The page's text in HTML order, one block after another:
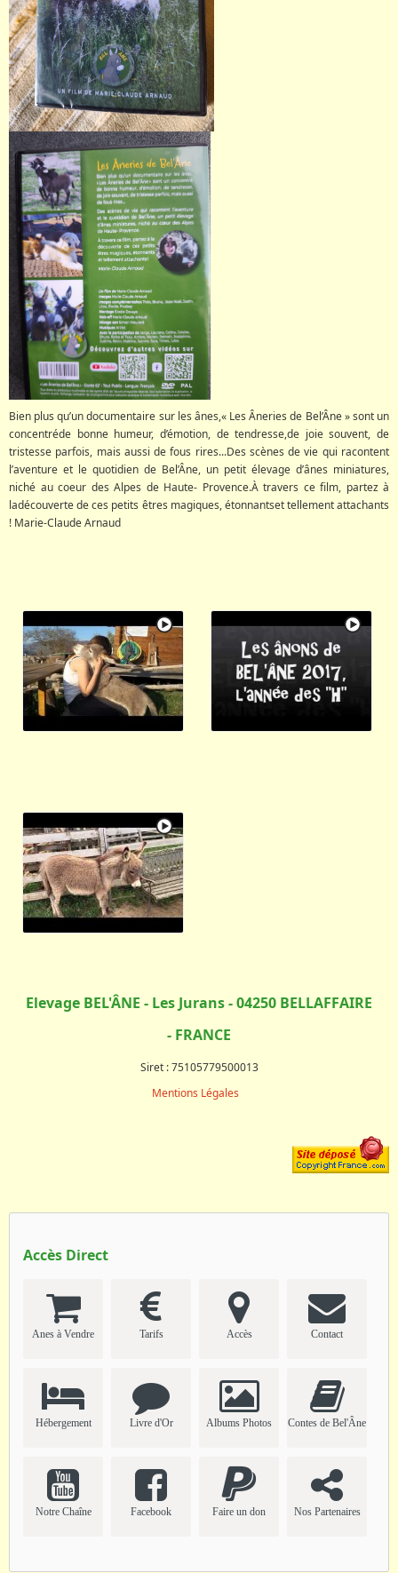
Bien plus qu’un documentaire sur les ânes,« Les Âneries de Bel’Âne » sont un
concentréde bonne humeur, d’émotion, de tendresse,de joie souvent, de
tristesse parfois, mais aussi de fous rires...Des scènes de vie qui racontent
l’aventure et le quotidien de Bel’Âne, un petit élevage d’ânes miniatures,
niché au coeur des Alpes de Haute- Provence.À travers ce film, partez à
ladécouverte de ces petits êtres magiques, étonnantset tellement attachants
! Marie-Claude Arnaud
Elevage BEL'ÂNE - Les Jurans - 04250 BELLAFFAIRE
- FRANCE
Siret : 75105779500013
Mentions Légales
Accès Direct
Anes à Vendre Tarifs Accès Contact
Hébergement Livre d'Or Albums Photos Contes de Bel'Âne
Notre Chaîne Facebook Faire un don Nos Partenaires